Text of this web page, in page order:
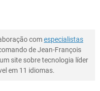
comespecialistas
de Jean-François
site sobre tecnologia líder
em 11 idiomas.